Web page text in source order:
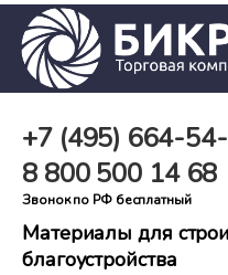
+7 (495) 664-
8 800500 14 68
Звонок по РФ бесплатный
Материалы для
благоустройства